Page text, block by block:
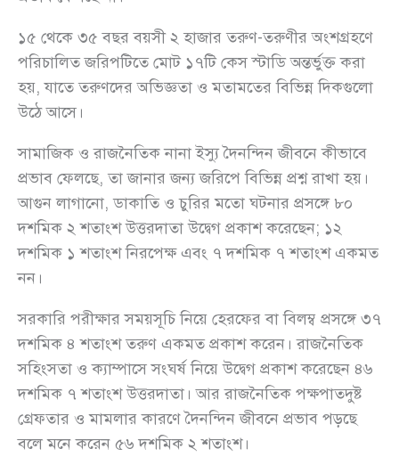
১৫ থেকে ৩৫ বছর বয়সী ২ হাজার তরুণ-তরুণীর অংশগ্রহণে
পরিচালিত জরিপটিতে মোট ১৭টি কেস স্টাডি অন্তর্ভুক্ত করা
হয়, যাতে তরুণদের অভিজ্ঞতা ও মতামতের বিভিন্ন দিকগুলো
উঠে আসে।
সামাজিক ও রাজনৈতিক নানা ইস্যু দৈনন্দিন জীবনে কীভাবে
প্রভাব ফেলছে, তা জানার জন্য জরিপে বিভিন্ন প্রশ্ন রাখা হয়।
আগুন লাগানো, ডাকাতি ও চুরির মতো ঘটনার প্রসঙ্গে ৮০
দশমিক ২ শতাংশ উত্তরদাতা উদ্বেগ প্রকাশ করেছেন; ১২
দশমিক ১ শতাংশ নিরপেক্ষ এবং ৭ দশমিক ৭ শতাংশ একমত
নন।
সরকারি পরীক্ষার সময়সূচি নিয়ে হেরফের বা বিলম্ব প্রসঙ্গে ৩৭
দশমিক ৪ শতাংশ তরুণ একমত প্রকাশ করেন। রাজনৈতিক
সহিংসতা ও ক্যাম্পাসে সংঘর্ষ নিয়ে উদ্বেগ প্রকাশ করেছেন ৪৬
দশমিক ৭ শতাংশ উত্তরদাতা। আর রাজনৈতিক পক্ষপাতদুষ্ট
গ্রেফতার ও মামলার কারণে দৈনন্দিন জীবনে প্রভাব পড়ছে
বলে মনে করেন ৫৬ দশমিক ২ শতাংশ।